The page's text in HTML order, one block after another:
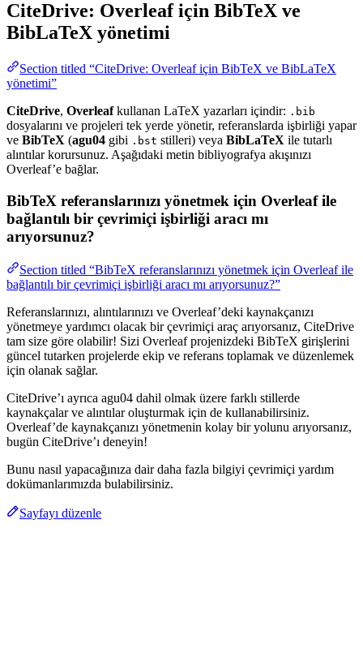
CiteDrive: Overleaf için BibTeX ve
BibLaTeX yönetimi
Section titled “CiteDrive: Overleaf için BibTeX ve BibLaTeX
yönetimi”
CiteDrive, Overleafkullanan LaTeX yazarları içindir: .bib
dosyalarını ve projeleri tek yerde yönetir, referanslarda işbirliği yapar
ve BibTeX (agu04 gibi .bst stilleri) veya BibLaTeX ile tutarlı
alıntılar korursunuz. Aşağıdaki metin bibliyografya akışınızı
Overleaf’e bağlar.
BibTeX referanslarınızı yönetmek için Overleaf ile
bağlantılı bir çevrimiçi işbirliği aracı mı
arıyorsunuz?
Section titled “BibTeX referanslarınızı yönetmek için Overleaf ile
bağlantılı bir çevrimiçi işbirliği aracı mı arıyorsunuz?”
Referanslarınızı, alıntılarınızı ve Overleaf’deki kaynakçanızı
yönetmeye yardımcı olacak bir çevrimiçi araç arıyorsanız, CiteDrive
tam size göre olabilir! Sizi Overleaf projenizdeki BibTeX girişlerini
güncel tutarken projelerde ekip ve referans toplamak ve düzenlemek
için olanak sağlar.
CiteDrive’ı ayrıca agu04 dahil olmak üzere farklı stillerde
kaynakçalar ve alıntılar oluşturmak için de kullanabilirsiniz.
Overleaf’de kaynakçanızı yönetmenin kolay bir yolunu arıyorsanız,
bugün CiteDrive’ı deneyin!
Bunu nasıl yapacağınıza dair daha fazla bilgiyi çevrimiçi yardım
dokümanlarımızda bulabilirsiniz.
Sayfayı düzenle